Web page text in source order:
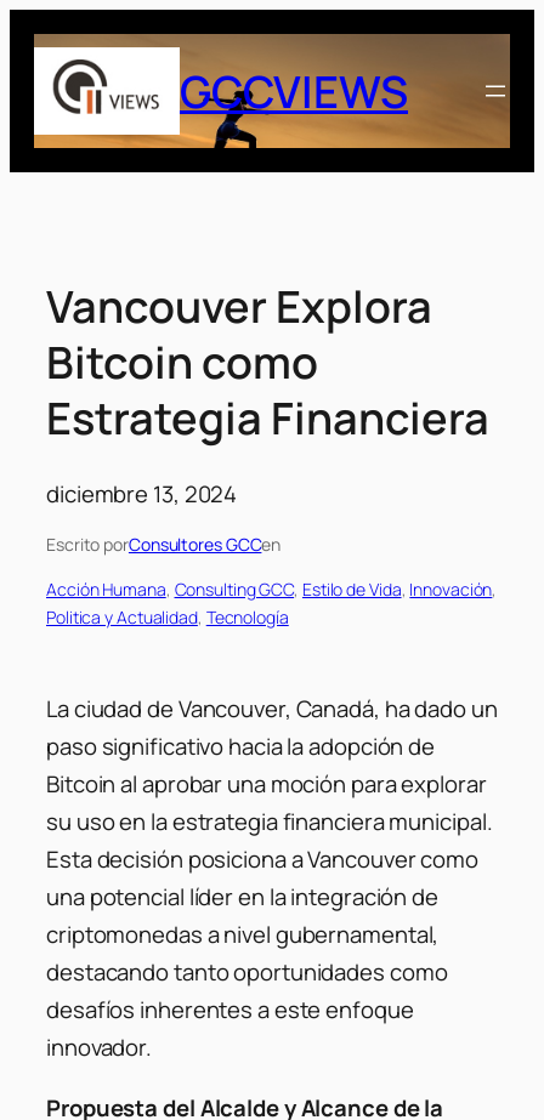
Saltar
contenido
GCCVIEWS
Vancouver Explora
Bitcoin como
Estrategia Financiera
diciembre 13, 2024
Escrito porConsultores GCCen
Acción Humana, Consulting GCC, Estilo de Vida, Innovación
Politica y Actualidad, Tecnología
La ciudad de Vancouver, Canadá, ha dado un
paso significativo hacia la adopción de
Bitcoin al aprobar una moción para explorar
su uso en la estrategia financiera municipal.
Esta decisión posiciona a Vancouver como
una potencial líder en la integración de
criptomonedas a nivel gubernamental,
destacando tanto oportunidades como
desafíos inherentes a este enfoque
innovador.
Propuesta del Alcalde y Alcance de la